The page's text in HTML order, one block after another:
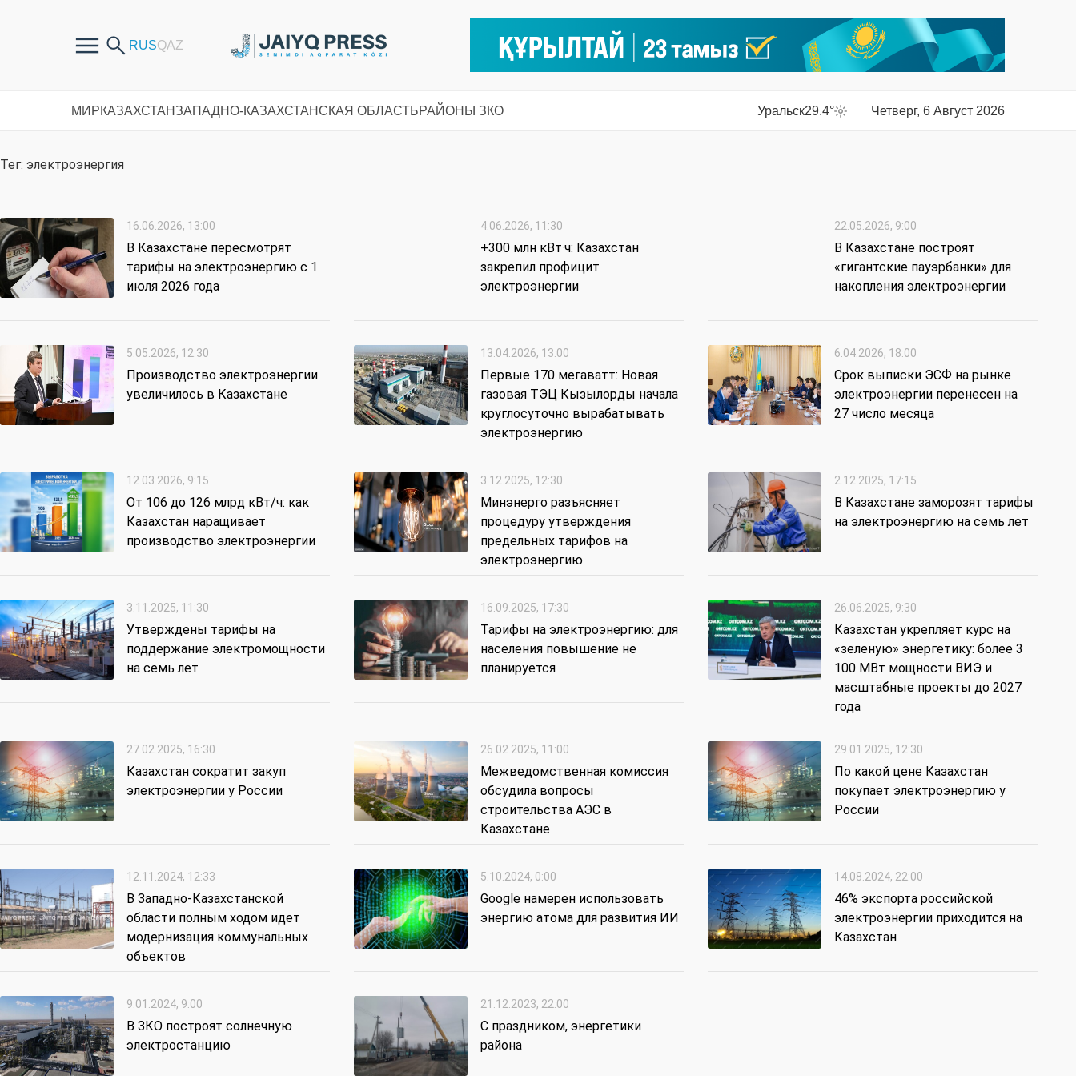
МИРКАЗАХСТАНЗАПАДНО-КАЗАХСТАНСКАЯ ОБЛАСТЬРАЙОНЫ ЗКО Уральск29.4° Четверг, 6 Август 2026
Тег: электроэнергия
16.06.2026, 13:00
В Казахстане пересмотрят
тарифы на электроэнергию с 1
июля 2026 года
4.06.2026, 11:30
+300 млн кВт·ч: Казахстан
закрепил профицит
электроэнергии
22.05.2026, 9:00
В Казахстане построят
«гигантские пауэрбанки» для
накопления электроэнергии
5.05.2026, 12:30
Производство электроэнергии
увеличилось в Казахстане
13.04.2026, 13:00
Первые 170 мегаватт: Новая
газовая ТЭЦ Кызылорды начала
круглосуточно вырабатывать
электроэнергию
6.04.2026, 18:00
Срок выписки ЭСФ на рынке
электроэнергии перенесен на
27 число месяца
12.03.2026, 9:15
От 106 до 126 млрд кВт/ч: как
Казахстан наращивает
производство электроэнергии
3.12.2025, 12:30
Минэнерго разъясняет
процедуру утверждения
предельных тарифов на
электроэнергию
2.12.2025, 17:15
В Казахстане заморозят тарифы
на электроэнергию на семь лет
3.11.2025, 11:30
Утверждены тарифы на
поддержание электромощности
на семь лет
16.09.2025, 17:30
Тарифы на электроэнергию: для
населения повышение не
планируется
26.06.2025, 9:30
Казахстан укрепляет курс на
«зеленую» энергетику: более 3
100 МВт мощности ВИЭ и
масштабные проекты до 2027
года
27.02.2025, 16:30
Казахстан сократит закуп
электроэнергии у России
26.02.2025, 11:00
Межведомственная комиссия
обсудила вопросы
строительства АЭС в
Казахстане
29.01.2025, 12:30
По какой цене Казахстан
покупает электроэнергию у
России
12.11.2024, 12:33
В Западно-Казахстанской
области полным ходом идет
модернизация коммунальных
объектов
5.10.2024, 0:00
Google намерен использовать
энергию атома для развития ИИ
14.08.2024, 22:00
46% экспорта российской
электроэнергии приходится на
Казахстан
9.01.2024, 9:00
В ЗКО построят солнечную
электростанцию
21.12.2023, 22:00
С праздником, энергетики
района